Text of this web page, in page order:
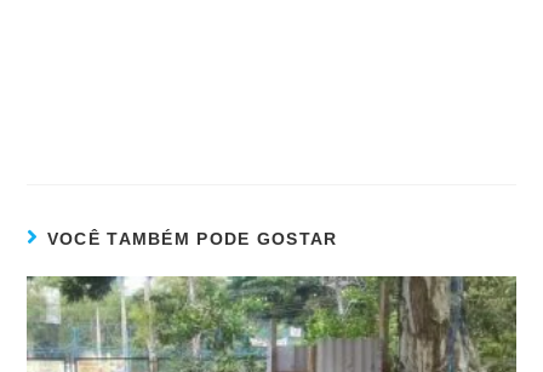
VOCÊ TAMBÉM PODE GOSTAR